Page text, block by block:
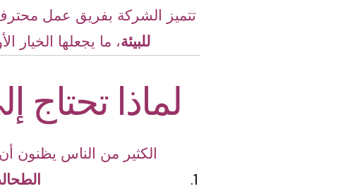
تتميز الشركة بفريق عمل
للبيئة، ما يجعلها الخيار
لماذا تحتاج
الكثير من الناس يظنون